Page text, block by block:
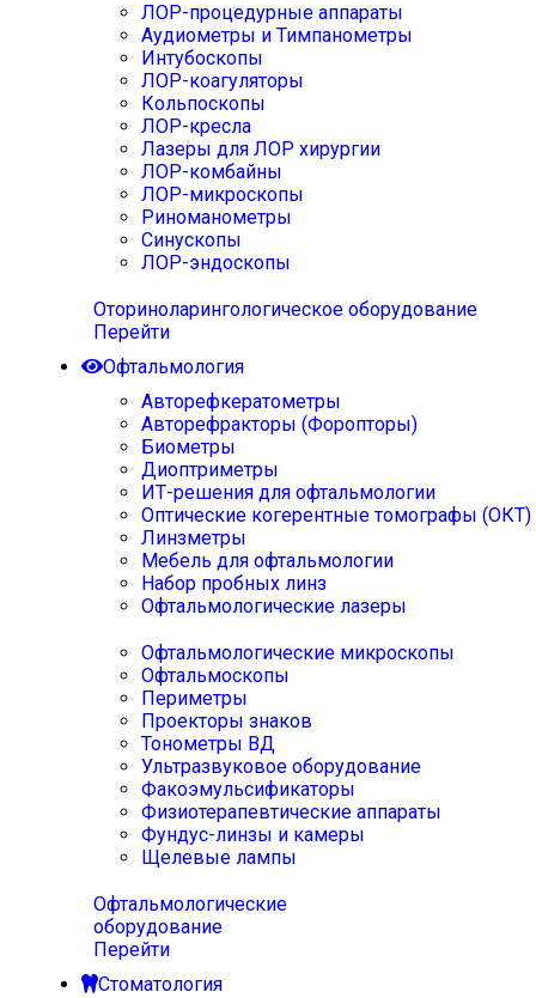
ЛОР-процедурные аппараты
Аудиометры и Тимпанометры
Интубоскопы
ЛОР-коагуляторы
Кольпоскопы
ЛОР-кресла
Лазеры для ЛОР хирургии
ЛОР-комбайны
ЛОР-микроскопы
Риноманометры
Синускопы
ЛОР-эндоскопы
Оториноларингологическое оборудование
Перейти
Офтальмология
Авторефкератометры
Авторефракторы (Форопторы)
Биометры
Диоптриметры
ИТ-решения для офтальмологии
Оптические когерентные томографы (ОКТ)
Линзметры
Мебель для офтальмологии
Набор пробных линз
Офтальмологические лазеры
Офтальмологические микроскопы
Офтальмоскопы
Периметры
Проекторы знаков
Тонометры ВД
Ультразвуковое оборудование
Факоэмульсификаторы
Физиотерапевтические аппараты
Фундус-линзы и камеры
Щелевые лампы
Офтальмологические
оборудование
Перейти
Стоматология